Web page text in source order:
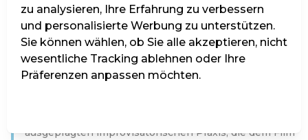
Kinos.
David Franke, profilierter deutscher Organist und
ausgewiesener Spezialist für Orgelimprovisation, lässt
diesen Schattenraum an der Kaiser-Jubiläumsorgel
neu entstehen. Als Professor für Orgel an der
ausgeprägten improvisatorischen Praxis, die dem Film
zu analysieren, Ihre Erfahrung zu verbessern
und personalisierte Werbung zu unterstützen.
Sie können wählen, ob Sie alle akzeptieren, nicht
wesentliche Tracking ablehnen oder Ihre
Präferenzen anpassen möchten.